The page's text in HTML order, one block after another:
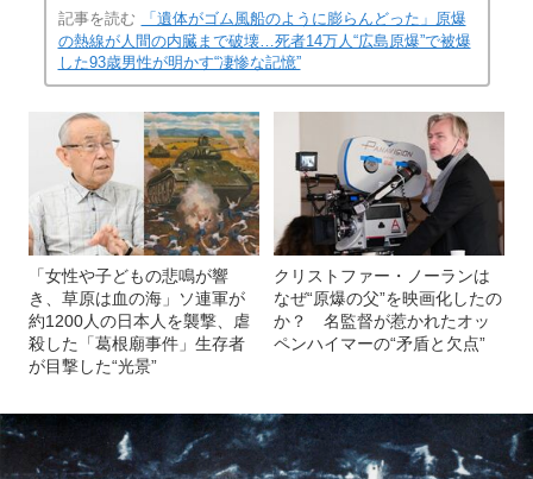
記事を読む
「遺体がゴム風船のように膨らんどった」原爆
の熱線が人間の内臓まで破壊…死者14万人“広島原爆”で被爆
した93歳男性が明かす“凄惨な記憶”
「女性や子どもの悲鳴が響
き、草原は血の海」ソ連軍が
約1200人の日本人を襲撃、虐
殺した「葛根廟事件」生存者
が目撃した“光景”
クリストファー・ノーランは
なぜ“原爆の父”を映画化したの
か？ 名監督が惹かれたオッ
ペンハイマーの“矛盾と欠点”